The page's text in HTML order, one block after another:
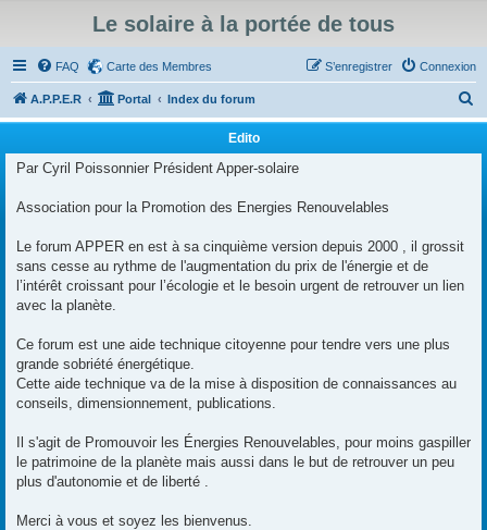
Le solaire à la portée de tous
FAQ Carte des Membres Connexion
S’enregistrer
A.P.P.E.R Portal Index du forum
e
Edito
Par Cyril Poissonnier Président Apper-solaire
Association pour la Promotion des Energies Renouvelables
Le forum APPER en est à sa cinquième version depuis 2000 , il grossit
sans cesse au rythme de l'augmentation du prix de l'énergie et de
l’intérêt croissant pour l’écologie et le besoin urgent de retrouver un lien
avec la planète.
Ce forum est une aide technique citoyenne pour tendre vers une plus
grande sobriété énergétique.
Cette aide technique va de la mise à disposition de connaissances au
conseils, dimensionnement, publications.
Il s'agit de Promouvoir les Énergies Renouvelables, pour moins gaspiller
le patrimoine de la planète mais aussi dans le but de retrouver un peu
plus d'autonomie et de liberté .
Merci à vous et soyez les bienvenus.